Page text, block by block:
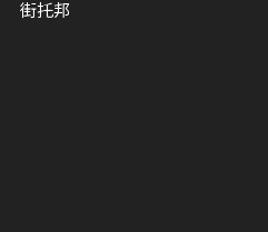
街托邦